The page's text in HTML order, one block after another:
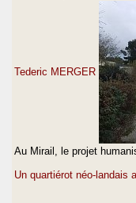
Tederic MERGER
Au Mirail, le projet
Un quartiérot néo-landais